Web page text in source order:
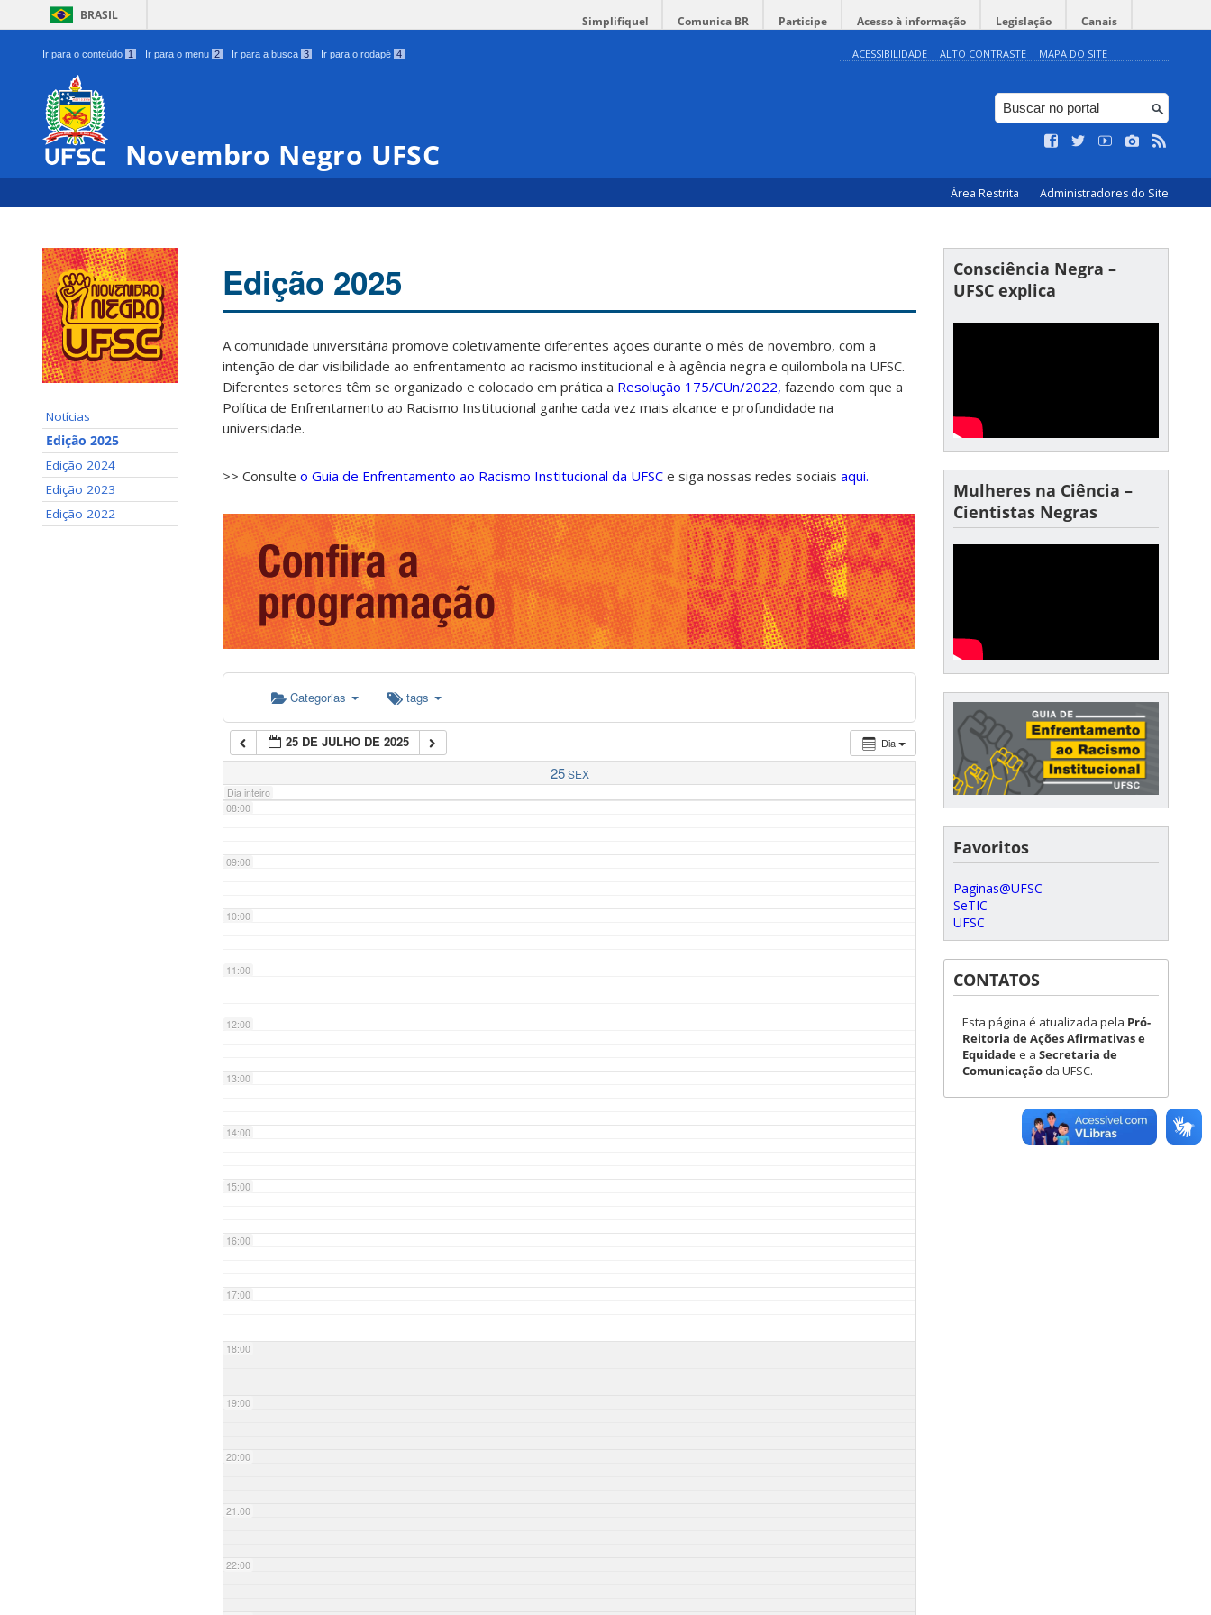
BRASIL Simplifique! Comunica BR Participe Acesso à informação Legislação Canais
Ir para o conteúdo 1 Ir para o menu 2 Ir para a busca 3 Ir para o rodapé 4 ACESSIBILIDADE ALTO CONTRASTE MAPA DO SITE
Novembro Negro UFSC
Área Restrita Administradores do Site
Notícias
Edição 2025
Edição 2024
Edição 2023
Edição 2022
Edição 2025
A comunidade universitária promove coletivamente diferentes ações durante o mês de novembro, com a
intenção de dar visibilidade ao enfrentamento ao racismo institucional e à agência negra e quilombola na UFSC.
Diferentes setores têm se organizado e colocado em prática a Resolução 175/CUn/2022, fazendo com que a
Política de Enfrentamento ao Racismo Institucional ganhe cada vez mais alcance e profundidade na
universidade.
>> Consulte o Guia de Enfrentamento ao Racismo Institucional da UFSC e siga nossas redes sociais aqui.
Categorias tags
Dia
25 DE JULHO DE 2025
25 SEX
Dia inteiro
00:00
01:00
02:00
03:00
04:00
05:00
07:00
08:00
09:00
10:00
11:00
12:00
13:00
14:00
15:00
16:00
17:00
18:00
19:00
20:00
21:00
22:00
Consciência Negra –
UFSC explica
Mulheres na Ciência –
Cientistas Negras
Favoritos
Paginas@UFSC
SeTIC
UFSC
CONTATOS
Esta página é atualizada pela Pró-
Reitoria de Ações Afirmativas e
Equidadee a Secretaria de
Comunicação da UFSC.